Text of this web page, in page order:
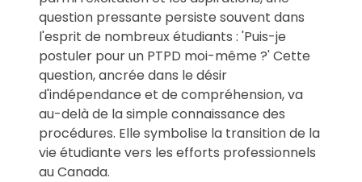
question pressante persiste souvent dans
l'esprit de nombreux étudiants : 'Puis-je
postuler pour un PTPD moi-même ?' Cette
question, ancrée dans le désir
d'indépendance et de compréhension, va
au-delà de la simple connaissance des
procédures. Elle symbolise la transition de la
vie étudiante vers les efforts professionnels
au Canada.